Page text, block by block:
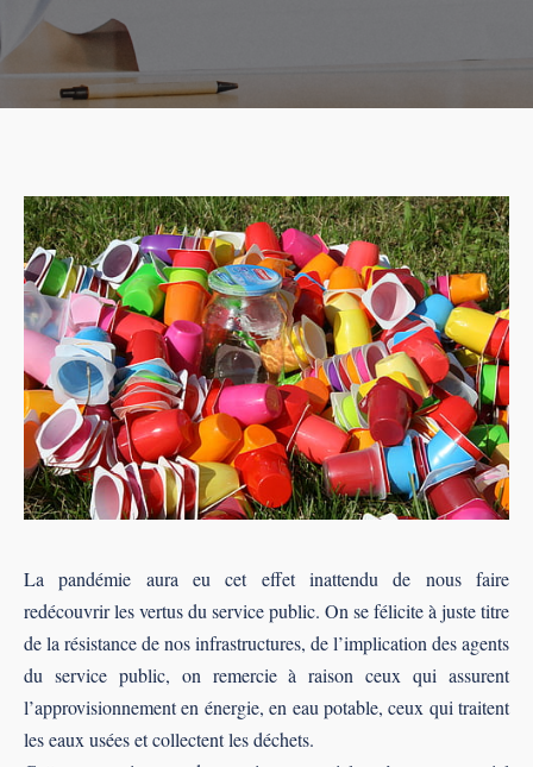
La pandémie aura eu cet eﬀet inattendu de nous faire
redécouvrir les vertus du service public. On se félicite à juste titre
de la résistance de nos infrastructures, de l’implication des agents
du service public, on remercie à raison ceux qui assurent
l’approvisionnement en énergie, en eau potable, ceux qui traitent
les eaux usées et collectent les déchets.